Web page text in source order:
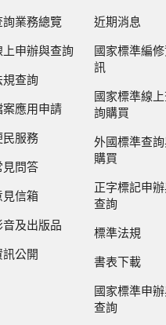
詢業務總覽
上申辦與查詢
規查詢
案應用申請
民服務
見問答
見信箱
音及出版品
訊公開
近期消息
國家標準編
訊
國家標準線
詢購買
外國標準查
購買
正字標記申
查詢
標準法規
書表下載
國家標準申
查詢